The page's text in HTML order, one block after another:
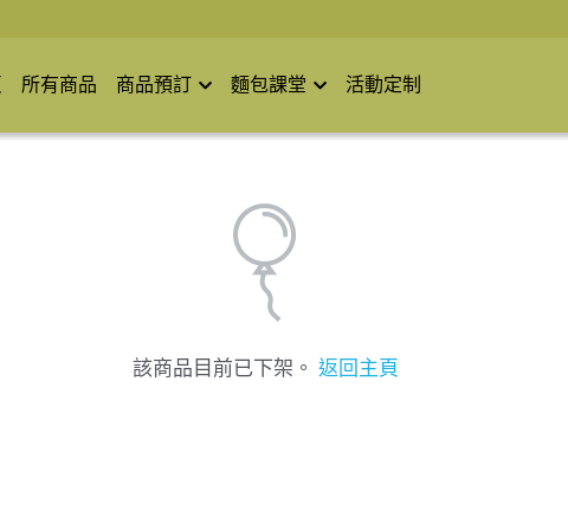
所有商品 商品預訂 麵包課堂 活動定制
該商品目前已下架。 返回主頁